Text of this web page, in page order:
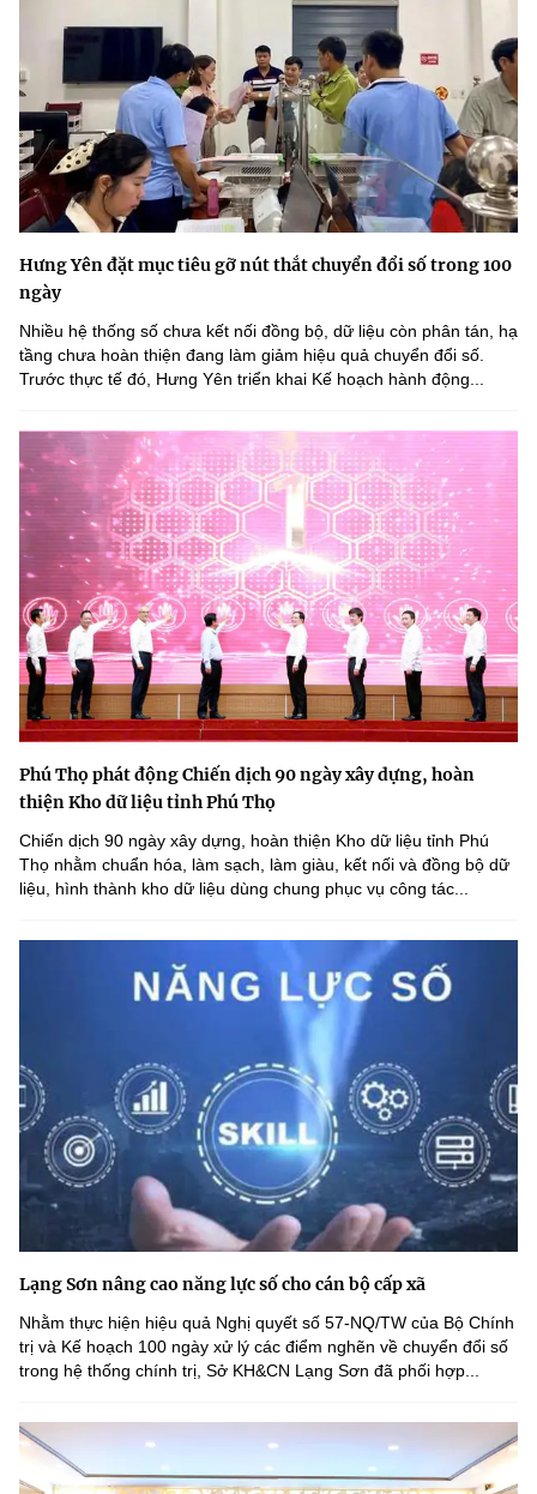
Hưng Yên đặt mục tiêu gỡ nút thắt chuyển đổi số trong 100
ngày
Nhiều hệ thống số chưa kết nối đồng bộ, dữ liệu còn phân tán, hạ
tầng chưa hoàn thiện đang làm giảm hiệu quả chuyển đổi số.
Trước thực tế đó, Hưng Yên triển khai Kế hoạch hành động...
Phú Thọ phát động Chiến dịch 90 ngày xây dựng, hoàn
thiện Kho dữ liệu tỉnh Phú Thọ
Chiến dịch 90 ngày xây dựng, hoàn thiện Kho dữ liệu tỉnh Phú
Thọ nhằm chuẩn hóa, làm sạch, làm giàu, kết nối và đồng bộ dữ
liệu, hình thành kho dữ liệu dùng chung phục vụ công tác...
Lạng Sơn nâng cao năng lực số cho cán bộ cấp xã
Nhằm thực hiện hiệu quả Nghị quyết số 57-NQ/TW của Bộ Chính
trị và Kế hoạch 100 ngày xử lý các điểm nghẽn về chuyển đổi số
trong hệ thống chính trị, Sở KH&CN Lạng Sơn đã phối hợp...